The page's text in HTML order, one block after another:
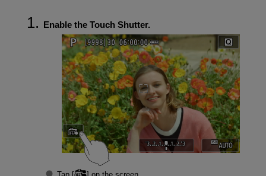
Enable the Touch Shutter.